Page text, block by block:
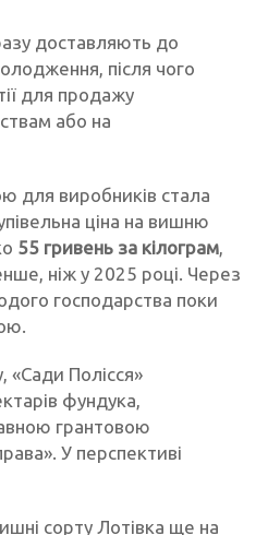
доставляють до
після чого
для продажу
або на
виробників стала
ціна на вишню
55 гривень за кілограм
ніж у 2025 році. Через
господарства поки
«Сади Полісся»
фундука,
грантовою
У перспективі
сорту Лотівка ще на